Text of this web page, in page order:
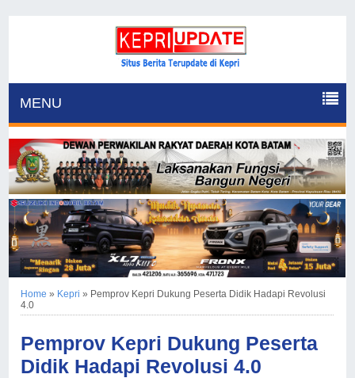
MENU
Home » Kepri » Pemprov Kepri Dukung Peserta Didik Hadapi Revolusi
4.0
Pemprov Kepri Dukung Peserta
Didik Hadapi Revolusi 4.0